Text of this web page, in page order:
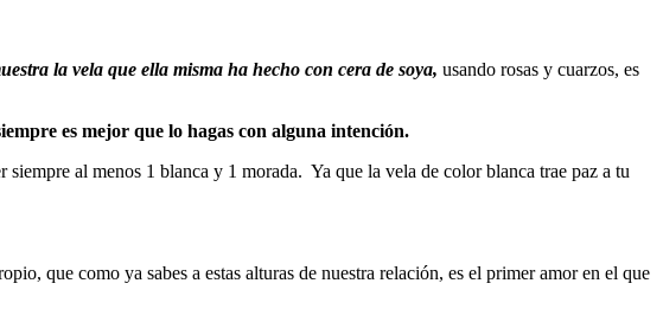
la vela que ella misma ha hecho con cera de soya, usando rosas y cuarzos, es
es mejor que lo hagas con alguna intención.
al menos 1 blanca y 1 morada. Ya que la vela de color blanca trae paz a tu
que como ya sabes a estas alturas de nuestra relación, es el primer amor en el que